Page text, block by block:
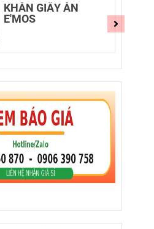
KHĂN GIẤY ĂN
E'MOS